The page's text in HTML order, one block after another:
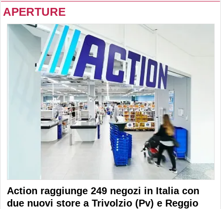
APERTURE
Action raggiunge 249 negozi in Italia con
due nuovi store a Trivolzio (Pv) e Reggio